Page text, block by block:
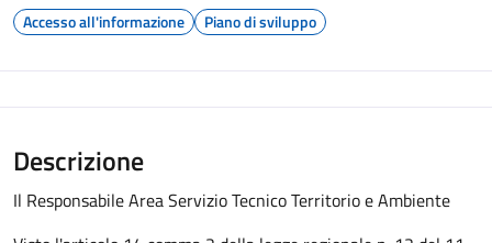
Accesso all'informazione Piano di sviluppo
Descrizione
Il Responsabile Area Servizio Tecnico Territorio e Ambiente